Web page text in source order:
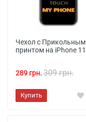
Чехол с Прикольным
принтом на iPhone 11
289 грн. 309 грн.
Купить